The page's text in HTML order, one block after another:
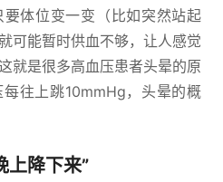
体位变一变（比如突然站起
可能暂时供血不够，让人感觉
是很多高血压患者头晕的原
往上跳10mmHg，头晕的概
上降下来”